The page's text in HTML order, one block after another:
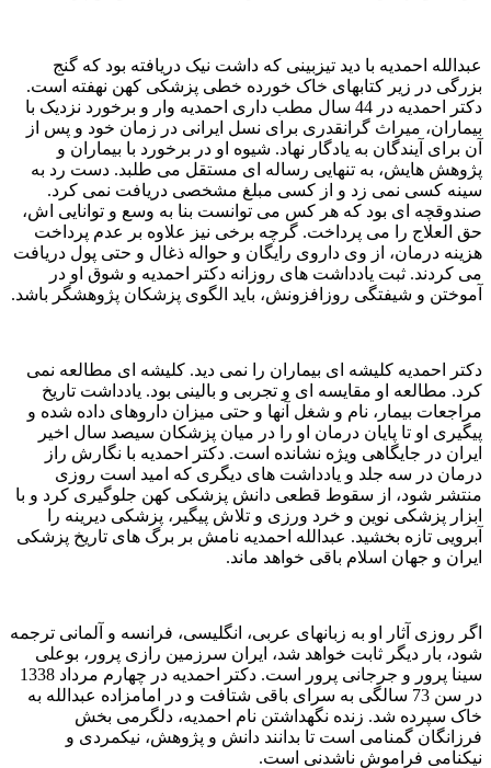
عبدالله احمدیه با دید تیزبینی که داشت نیک دریافته بود که گنج
بزرگی در زیر کتابهای خاک خورده خطی پزشکی کهن نهفته است.
دکتر احمدیه در 44 سال مطب داری احمدیه وار و برخورد نزدیک با
بیماران، میراث گرانقدری برای نسل ایرانی در زمان خود و پس از
آن برای آیندگان به یادگار نهاد. شیوه او در برخورد با بیماران و
پژوهش هایش، به تنهایی رساله ای مستقل می طلبد. دست رد به
سینه کسی نمی زد و از کسی مبلغ مشخصی دریافت نمی کرد.
صندوقچه ای بود که هر کس می توانست بنا به وسع و توانایی اش،
حق العلاج را می پرداخت. گرچه برخی نیز علاوه بر عدم پرداخت
هزینه درمان، از وی داروی رایگان و حواله ذغال و حتی پول دریافت
می کردند. ثبت یادداشت های روزانه دکتر احمدیه و شوق او در
آموختن و شیفتگی روزافزونش، باید الگوی پزشکان پژوهشگر باشد.
دکتر احمدیه کلیشه ای بیماران را نمی دید. کلیشه ای مطالعه نمی
کرد. مطالعه او مقایسه ای و تجربی و بالینی بود. یادداشت تاریخ
مراجعات بیمار، نام و شغل آنها و حتی میزان داروهای داده شده و
پیگیری او تا پایان درمان او را در میان پزشکان سیصد سال اخیر
ایران در جایگاهی ویژه نشانده است. دکتر احمدیه با نگارش راز
درمان در سه جلد و یادداشت های دیگری که امید است روزی
منتشر شود، از سقوط قطعی دانش پزشکی کهن جلوگیری کرد و با
ابزار پزشکی نوین و خرد ورزی و تلاش پیگیر، پزشکی دیرینه را
آبرویی تازه بخشید. عبدالله احمدیه نامش بر برگ های تاریخ پزشکی
ایران و جهان اسلام باقی خواهد ماند.
اگر روزی آثار او به زبانهای عربی، انگلیسی، فرانسه و آلمانی ترجمه
شود، بار دیگر ثابت خواهد شد، ایران سرزمین رازی پرور، بوعلی
سینا پرور و جرجانی پرور است. دکتر احمدیه در چهارم مرداد 1338
در سن 73 سالگی به سرای باقی شتافت و در امامزاده عبدالله به
خاک سپرده شد. زنده نگهداشتن نام احمدیه، دلگرمی بخش
فرزانگان گمنامی است تا بدانند دانش و پژوهش، نیکمردی و
نیکنامی فراموش ناشدنی است.